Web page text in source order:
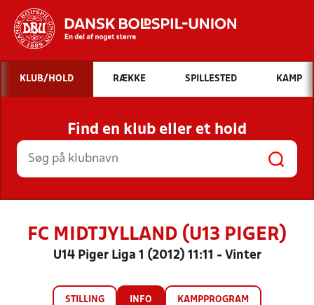
Hvad vil du søge efter?
INDHOLD OG NYHEDER
STILLINGER, RESULTATER, KLUBBER OG
HOLD
KLUB/HOLD RÆKKE SPILLESTED KAMP
Find en klub eller et hold
FC MIDTJYLLAND (U13 PIGER)
U14 Piger Liga 1 (2012) 11:11 - Vinter
STILLING INFO KAMPPROGRAM